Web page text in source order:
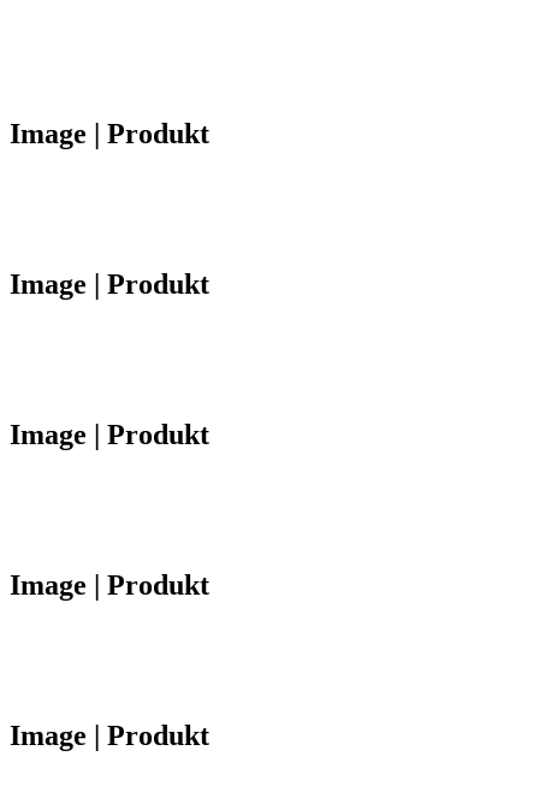
Image | Produkt
Image | Produkt
Image | Produkt
Image | Produkt
Image | Produkt